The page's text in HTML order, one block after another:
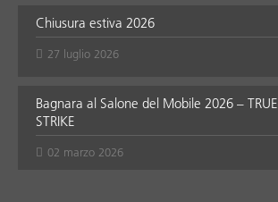
Chiusura estiva 2026
27 luglio 2026
Bagnara al Salone del Mobile 2026 – TRUE
STRIKE
02 marzo 2026